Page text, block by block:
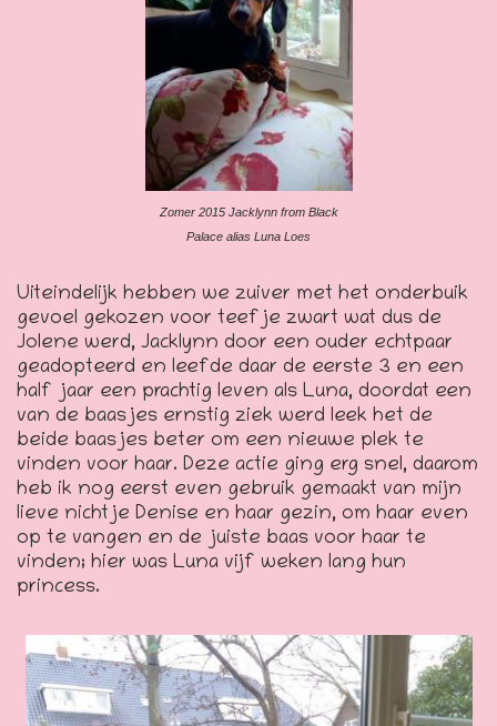
Zomer 2015 Jacklynn from Black
Palace alias Luna Loes
Uiteindelijk hebben we zuiver met het onderbuik
gevoel gekozen voor teefje zwart wat dus de
Jolene werd, Jacklynn door een ouder echtpaar
geadopteerd en leefde daar de eerste 3 en een
half jaar een prachtig leven als Luna, doordat een
van de baasjes ernstig ziek werd leek het de
beide baasjes beter om een nieuwe plek te
vinden voor haar. Deze actie ging erg snel, daarom
heb ik nog eerst even gebruik gemaakt van mijn
lieve nichtje Denise en haar gezin, om haar even
op te vangen en de juiste baas voor haar te
vinden; hier was Luna vijf weken lang hun
princess.